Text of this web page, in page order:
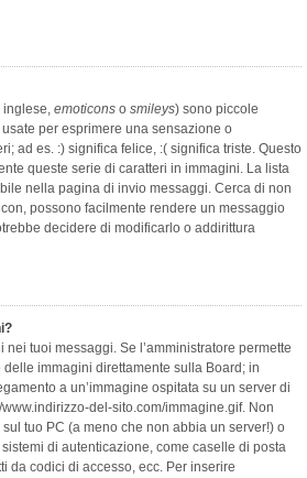
inglese, emoticons o smileys) sono piccole
per esprimere una sensazione o
ad es. :) significa felice, :( significa triste. Questo
queste serie di caratteri in immagini. La lista
nella pagina di invio messaggi. Cerca di non
possono facilmente rendere un messaggio
decidere di modificarlo o addirittura
tuoi messaggi. Se l’amministratore permette
immagini direttamente sulla Board; in
a un’immagine ospitata su un server di
del-sito.com/immagine.gif. Non
tuo PC (a meno che non abbia un server!) o
di autenticazione, come caselle di posta
da codici di accesso, ecc. Per inserire